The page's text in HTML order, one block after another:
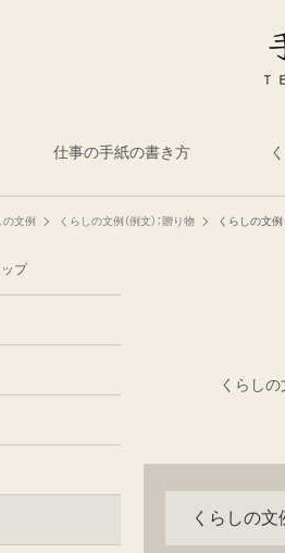
仕事の手紙の書き方
の文例 くらしの文例（例文）：贈り物 くらしの文例
くらしの
プ